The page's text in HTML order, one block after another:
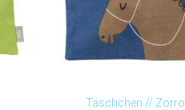
Täschchen // Zorro